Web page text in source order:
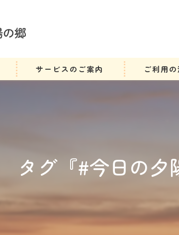
サービスのご案内 ご利用
タグ『#今日の